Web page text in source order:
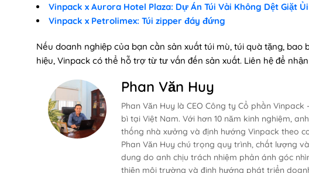
Vinpack x Aurora Hotel Plaza: Dự Án Túi Vải Không Dệt Giặt Ủi
Vinpack x Petrolimex: Túi zipper đáy đứng
Nếu doanh nghiệp của bạn cần sản xuất túi mù, túi quà tặng,
hiệu, Vinpack có thể hỗ trợ từ tư vấn đến sản xuất. Liên hệ để
Phan Văn Huy
Phan Văn Huy là CEO Công ty Cổ phần
bì tại Việt Nam. Với hơn 10 năm kinh nghiệm,
thống nhà xưởng và định hướng Vinpack theo
Phan Văn Huy chú trọng quy trình, chất lượng
dung do anh chịu trách nhiệm phản ánh góc
thiện môi trường và định hướng phát triển